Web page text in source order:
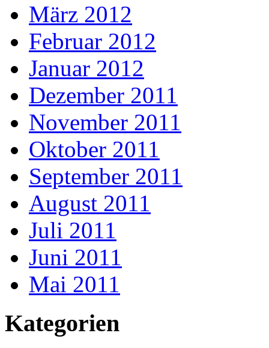
März 2012
Februar 2012
Januar 2012
Dezember 2011
November 2011
Oktober 2011
September 2011
August 2011
Juli 2011
Juni 2011
Mai 2011
Kategorien